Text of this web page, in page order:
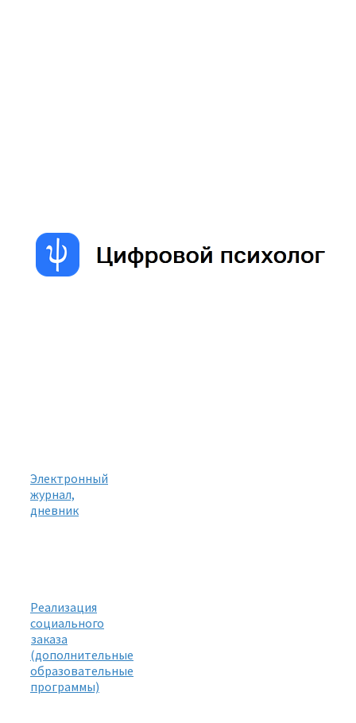
Электронный
журнал,
дневник
Реализация
социального
заказа
(дополнительные
образовательные
программы)